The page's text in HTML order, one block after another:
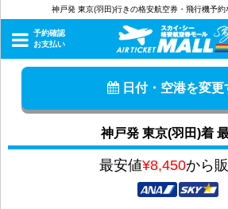
神戸発 東京(羽田)行きの格安航空券・飛行機予
予約確認
お支払い
日付・空港を変更
神戸発 東京(羽田)着
最安値¥8,450から